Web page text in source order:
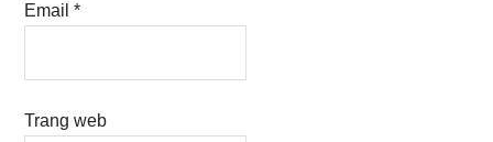
Email*
Trang web